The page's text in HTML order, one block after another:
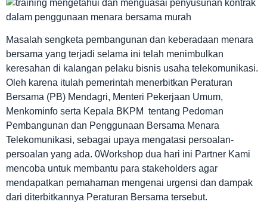
Masalah sengketa pembangunan dan keberadaan menara
bersama yang terjadi selama ini telah menimbulkan
keresahan di kalangan pelaku bisnis usaha telekomunikasi.
Oleh karena itulah pemerintah menerbitkan Peraturan
Bersama (PB) Mendagri, Menteri Pekerjaan Umum,
Menkominfo serta Kepala BKPM tentang Pedoman
Pembangunan dan Penggunaan Bersama Menara
Telekomunikasi, sebagai upaya mengatasi persoalan-
persoalan yang ada. 0Workshop dua hari ini Partner Kami
mencoba untuk membantu para stakeholders agar
mendapatkan pemahaman mengenai urgensi dan dampak
dari diterbitkannya Peraturan Bersama tersebut.